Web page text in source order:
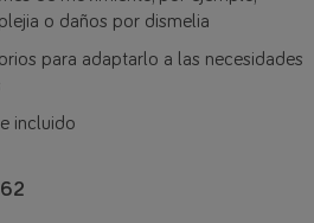
o daños por dismelia
para adaptarlo a las necesidades
incluido